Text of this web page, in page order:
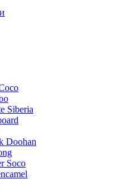
Siberia
Doohan
Soco